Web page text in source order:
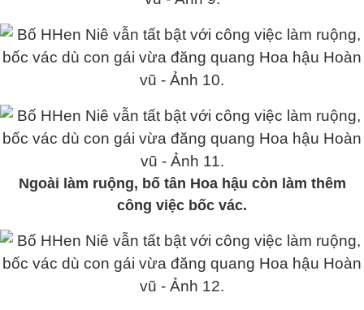
Ngoài làm ruộng, bố tân Hoa hậu còn làm thêm
công việc bốc vác.